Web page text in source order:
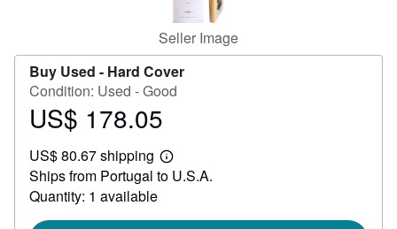
Seller Image
Buy Used - Hard Cover
Condition: Used - Good
Price
178.05
US$ 178.05
US$ 80.67 shipping
Learn
more
Ships from Portugal to U.S.A.
Quantity: 1 available